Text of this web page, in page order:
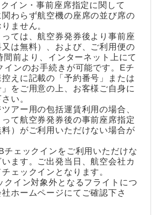
イン・事前座席指定に関して
わらず航空機の座席の並び席の
ません。
ては、航空券発券後より事前座
は無料）、および、ご利用便の
間前より、インターネット上にて
インのお手続きが可能です。Eチ
えに記載の「予約番号」または
」をご用意の上、お客様ご自身に
い。
アー用の包括運賃利用の場合、
て航空券発券後の事前座席指定
料）がご利用いただけない場合が
ェックインをご利用いただけな
ます。ご出発当日、航空会社カ
ェックインとなります。
イン対象外となるフライトにつ
ホームページにてご確認下さ